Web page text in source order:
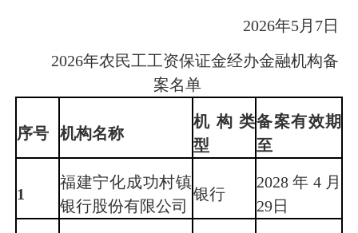
2026年5月7日
2026年农民工工资保证金经办金融机构备
案名单
序号 机构名称
机构类
型
备案有效期
至
1
福建宁化成功村镇
银行股份有限公司
银行
2028年4月
29日